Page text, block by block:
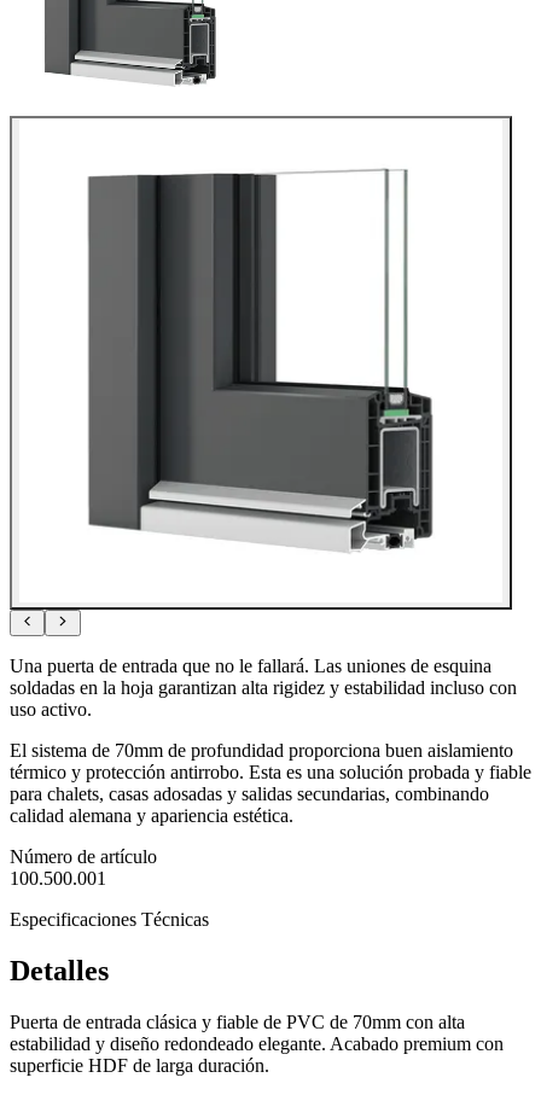
Una puerta de entrada que no le fallará. Las uniones de esquina
soldadas en la hoja garantizan alta rigidez y estabilidad incluso con
uso activo.
El sistema de 70mm de profundidad proporciona buen aislamiento
térmico y protección antirrobo. Esta es una solución probada y fiable
para chalets, casas adosadas y salidas secundarias, combinando
calidad alemana y apariencia estética.
Número de artículo
100.500.001
Especificaciones Técnicas
Detalles
Puerta de entrada clásica y fiable de PVC de 70mm con alta
estabilidad y diseño redondeado elegante. Acabado premium con
superficie HDF de larga duración.